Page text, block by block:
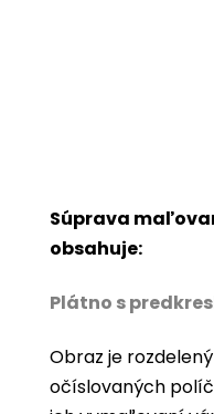
Súprava
obsahuje:
Plátno s
Obraz je
očíslovaných